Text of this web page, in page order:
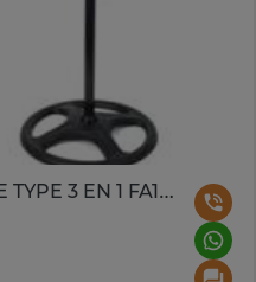
VENTILATEUR SOLSTAR DE TYPE 3 EN 1 FA1803SS